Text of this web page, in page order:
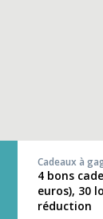
Cadeaux à
4 bons
euros), 30
réduction